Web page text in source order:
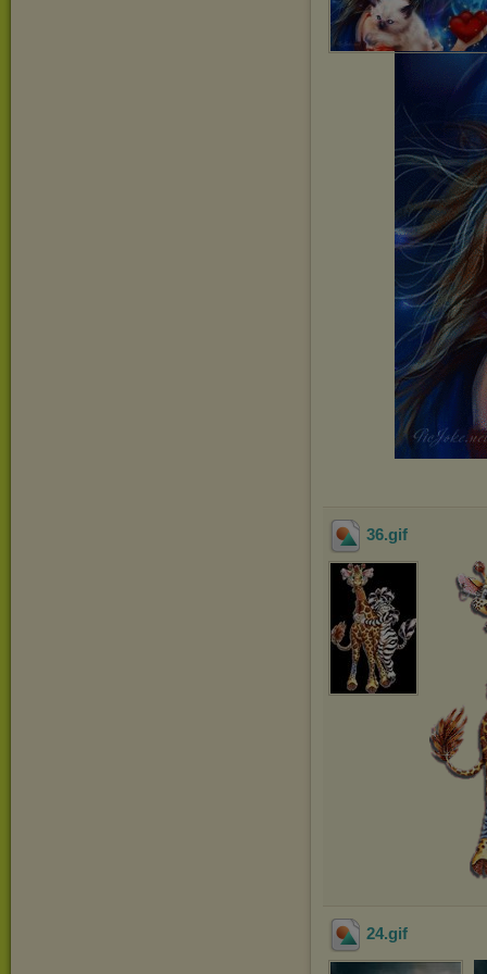
36.gif
24.gif